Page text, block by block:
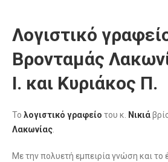
Λογιστικό
Βρονταμάς
Ι. και Κυριάκος Π.
Το λογιστικό γραφείο του κ. Νικιά
Λακωνίας.
Με την πολυετή εμπειρία γνώση και το